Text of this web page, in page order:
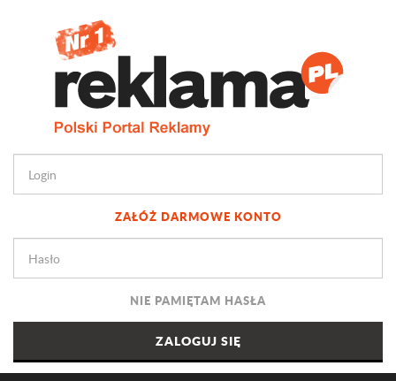
ZAŁÓŻ DARMOWE KONTO
NIE PAMIĘTAM HASŁA